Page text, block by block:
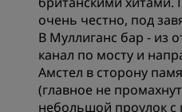
очень честно, под
В Муллиганс бар - из
канал по мосту и
Амстел в сторону
(главное не
небольшой проулок с